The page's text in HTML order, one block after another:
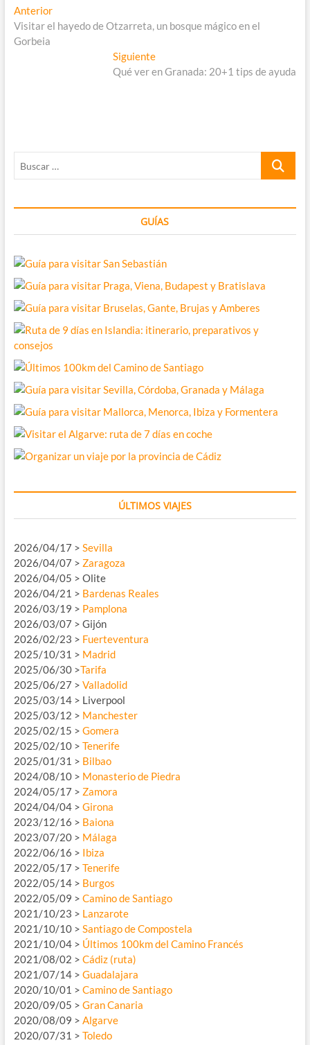
Navegación
de
AnteriorEntrada
anterior:
Visitar el hayedo de Otzarreta, un bosque mágico en el
Gorbeia
SiguienteEntrada
siguiente:
Qué ver en Granada: 20+1 tips de ayuda
Buscar
GUÍAS
ÚLTIMOS VIAJES
2026/04/17 > Sevilla
2026/04/07 > Zaragoza
2026/04/05 > Olite
2026/04/21 > Bardenas Reales
2026/03/19 > Pamplona
2026/03/07 > Gijón
2026/02/23 > Fuerteventura
2025/10/31 > Madrid
2025/06/30 >Tarifa
2025/06/27 > Valladolid
2025/03/14 > Liverpool
2025/03/12 > Manchester
2025/02/15 > Gomera
2025/02/10 > Tenerife
2025/01/31 > Bilbao
2024/08/10 > Monasterio de Piedra
2024/05/17 > Zamora
2024/04/04 > Girona
2023/12/16 > Baiona
2023/07/20 > Málaga
2022/06/16 > Ibiza
2022/05/17 > Tenerife
2022/05/14 > Burgos
2022/05/09 > Camino de Santiago
2021/10/23 > Lanzarote
2021/10/10 > Santiago de Compostela
2021/10/04 > Últimos 100km del Camino Francés
2021/08/02 > Cádiz (ruta)
2021/07/14 > Guadalajara
2020/10/01 > Camino de Santiago
2020/09/05 > Gran Canaria
2020/08/09 > Algarve
2020/07/31 > Toledo